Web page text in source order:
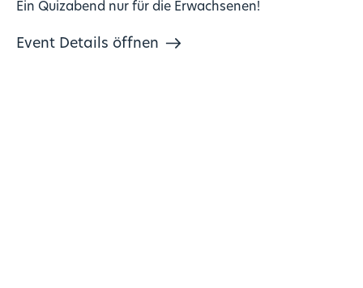
Ein Quizabend nur für die Erwachsenen!
Event Details öffnen